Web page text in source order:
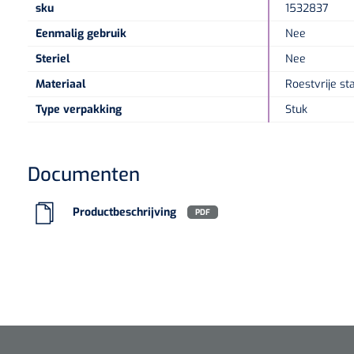
sku
1532837
Eenmalig gebruik
Nee
Steriel
Nee
Materiaal
Roestvrije
Type verpakking
Stuk
Documenten
Productbeschrijving PDF